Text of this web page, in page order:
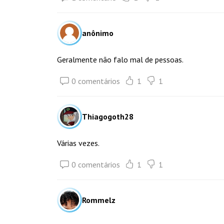
anônimo
Geralmente não falo mal de pessoas.
0 comentários 1 1
Thiagogoth28
Várias vezes.
0 comentários 1 1
Rommelz